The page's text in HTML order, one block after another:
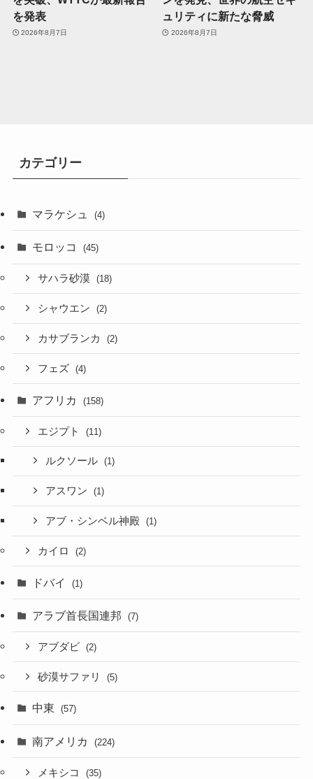
を発表
2026年8月7日
ュリティに新たな脅威
2026年8月7日
カテゴリー
マラケシュ (4)
モロッコ (45)
サハラ砂漠 (18)
シャウエン (2)
カサブランカ (2)
フェズ (4)
アフリカ (158)
エジプト (11)
ルクソール (1)
アスワン (1)
アブ・シンベル神殿 (1)
カイロ (2)
ドバイ (1)
アラブ首長国連邦 (7)
アブダビ (2)
砂漠サファリ (5)
中東 (57)
南アメリカ (224)
メキシコ (35)